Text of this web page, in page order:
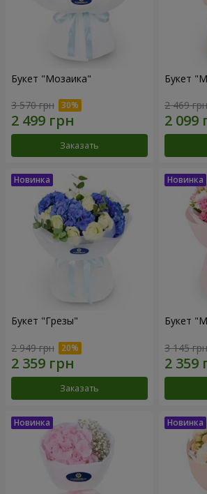
Букет "Мозаика"
3 570 грн
Заказать
Букет
2 469 грн
Букет "Грезы"
2 949 грн
Заказать
Букет
3 145 грн